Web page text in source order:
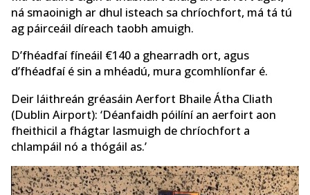
ná smaoinigh ar dhul isteach sa chríochfort, má tá tú
ag páirceáil díreach taobh amuigh.
D’fhéadfaí fíneáil €140 a ghearradh ort, agus
d’fhéadfaí é sin a mhéadú, mura gcomhlíonfar é.
Deir láithreán gréasáin Aerfort Bhaile Átha Cliath
(Dublin Airport): ‘Déanfaidh póilíní an aerfoirt aon
fheithicil a fhágtar lasmuigh de chríochfort a
chlampáil nó a thógáil as.’